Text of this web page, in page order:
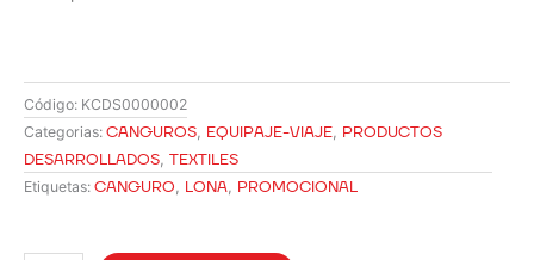
Código: KCDS0000002
Categorias: CANGUROS EQUIPAJE-VIAJE PRODUCTOS
DESARROLLADOS TEXTILES
Etiquetas: CANGURO LONA PROMOCIONAL